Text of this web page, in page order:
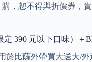
，恕不得與折價券
390 元以下口味）＋
比薩外帶買大送大/